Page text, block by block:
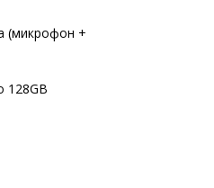
(микрофон +
128GB